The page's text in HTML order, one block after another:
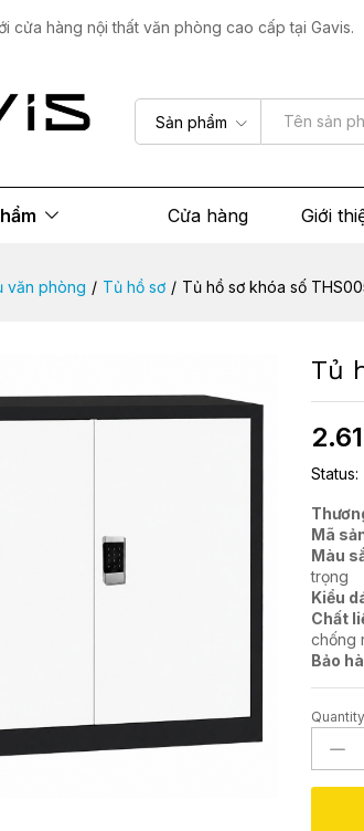
cửa hàng nội thất văn phòng cao cấp tại Gavis.
Sản phẩm
Cửa hàng Giới
văn phòng / Tủ hồ sơ / Tủ hồ sơ khóa số
Tủ
Status:
Mã
Màu
trọng
Kiểu
Chất
chống
Bảo
Tủ
sơ
khóa
Thông số Đánh giá (0)